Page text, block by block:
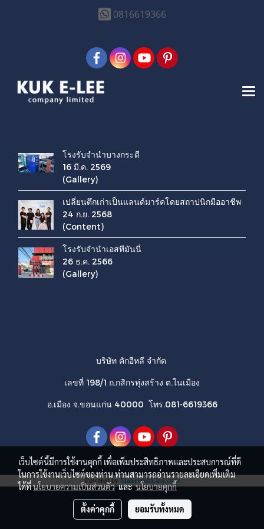
0816619366
โรงรับจำนำบางกระดี
16 มี.ค. 2569
(Gallery)
เปลี่ยนตึกเก่าเป็นแลนด์มาร์คโดยสถาปนิกมืออาชีพ
24 ก.ย. 2568
(Content)
โรงรับจำนำเอสทีมันนี่
26 ธ.ค. 2566
(Gallery)
บริษัท คักอีหลี จำกัด
เลขที่ 198/1 ถ.กสิกรทุ่งสร้าง ต.ในเมือง
อ.เมือง จ.ขอนแก่น 40000 โทร.081-6619366
Powered byMakeWebEasy.com
เว็บไซต์นี้มีการใช้งานคุกกี้ เพื่อเพิ่มประสิทธิภาพและประสบการณ์ที่ดี
ในการใช้งานเว็บไซต์ของท่าน ท่านสามารถอ่านรายละเอียดเพิ่มเติม
ได้ที่นโยบายความเป็นส่วนตัวและนโยบายคุกกี้
ตั้งค่าคุกกี้ ยอมรับทั้งหมด